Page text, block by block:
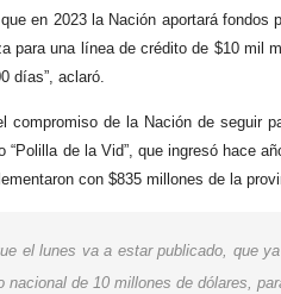
en 2023 la Nación aportará
para una línea de crédito de $10
días”, aclaró.
compromiso de la Nación de seguir
“Polilla de la Vid”, que ingresó hace
con $835 millones de la
el lunes va a estar publicado, que
nacional de 10 millones de dólares,